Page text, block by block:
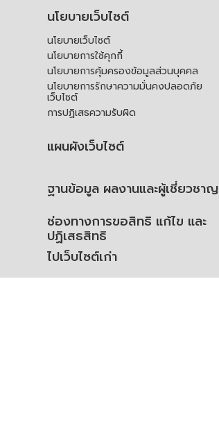
นโยบายเว็บไซต์
นโยบายเว็บไซต์
นโยบายการใช้คุกกี้
นโยบายการคุ้มครองข้อมูลส่วนบุคคล
นโยบายการรักษาความมั่นคงปลอดภัย
เว็บไซต์
การปฏิเสธความรับผิด
แผนผังเว็บไซต์
ฐานข้อมูล ผลงานและผู้เชี่ยวชาญ
ช่องทางการขอสิทธิ แก้ไข และ
ปฏิเสธสิทธิ
ไปเว็บไซต์เก่า